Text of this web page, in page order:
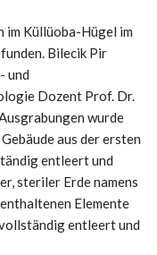
im Küllüoba-Hügel im
Bilecik Pir
und
Dozent Prof. Dr.
wurde
aus der ersten
entleert und
steriler Erde namens
Elemente
entleert und